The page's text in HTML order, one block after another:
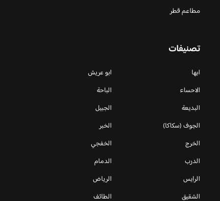
مطاعم قطر
تصنيفات
ابها
ابو عريش
الاحساء
الباحة
البديعة
الجبيل
الجوف (سكاكا)
الخبر
الخرج
الخفجي
الدرب
الدمام
الرايس
الرياض
الشقيق
الطائف